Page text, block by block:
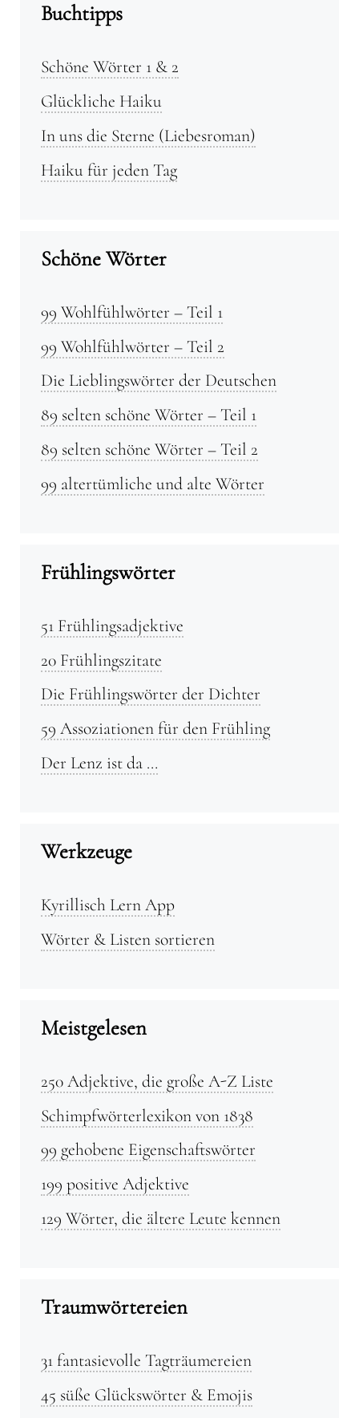
Buchtipps
Schöne Wörter 1 & 2
Glückliche Haiku
In uns die Sterne (Liebesroman)
Haiku für jeden Tag
Schöne Wörter
99 Wohlfühlwörter – Teil 1
99 Wohlfühlwörter – Teil 2
Die Lieblingswörter der Deutschen
89 selten schöne Wörter – Teil 1
89 selten schöne Wörter – Teil 2
99 altertümliche und alte Wörter
Frühlingswörter
51 Frühlingsadjektive
20 Frühlingszitate
Die Frühlingswörter der Dichter
59 Assoziationen für den Frühling
Der Lenz ist da …
Werkzeuge
Kyrillisch Lern App
Wörter & Listen sortieren
Meistgelesen
250 Adjektive, die große A-Z Liste
Schimpfwörterlexikon von 1838
99 gehobene Eigenschaftswörter
199 positive Adjektive
129 Wörter, die ältere Leute kennen
Traumwörtereien
31 fantasievolle Tagträumereien
45 süße Glückswörter & Emojis